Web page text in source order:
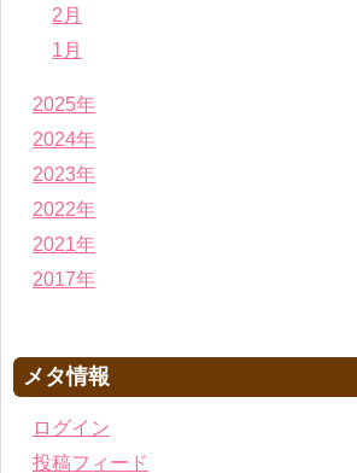
2月
1月
2025年
2024年
2023年
2022年
2021年
2017年
メタ情報
ログイン
投稿フィード